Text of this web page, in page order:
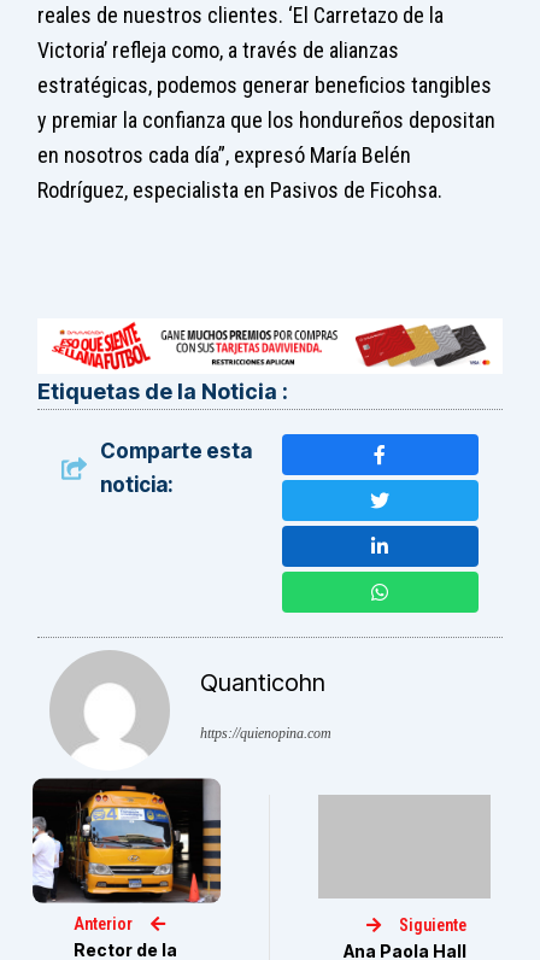
reales de nuestros clientes. ‘El Carretazo de la
Victoria’ refleja como, a través de alianzas
estratégicas, podemos generar beneficios tangibles
y premiar la confianza que los hondureños depositan
en nosotros cada día”, expresó María Belén
Rodríguez, especialista en Pasivos de Ficohsa.
Etiquetas de la Noticia :
Comparte esta
noticia:
Quanticohn
https://quienopina.com
Anterior
Rector de la
Siguiente
Ana Paola Hall